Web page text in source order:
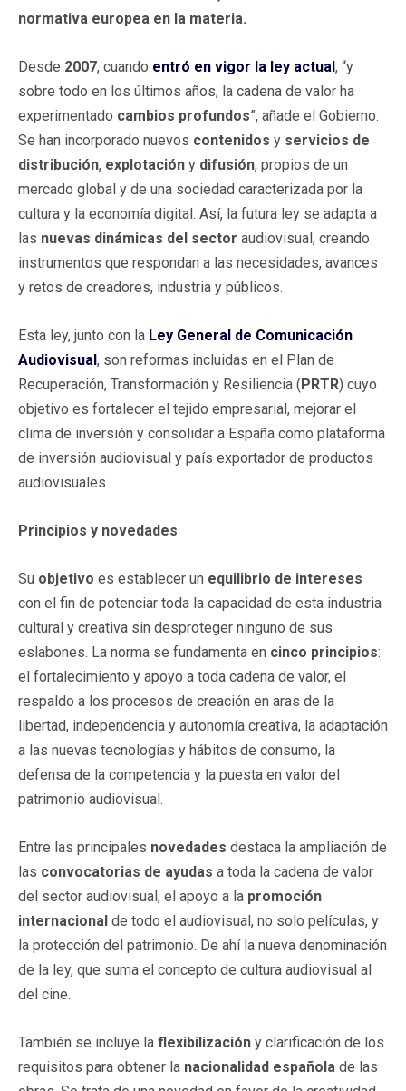
normativa europea en la materia.
Desde 2007, cuando entró en vigor la ley actual, “y
sobre todo en los últimos años, la cadena de valor ha
experimentado cambios profundos”, añade el Gobierno.
Se han incorporado nuevos contenidos y servicios de
distribución, explotación y difusión, propios de un
mercado global y de una sociedad caracterizada por la
cultura y la economía digital. Así, la futura ley se adapta a
las nuevas dinámicas del sector audiovisual, creando
instrumentos que respondan a las necesidades, avances
y retos de creadores, industria y públicos.
Esta ley, junto con la Ley General de Comunicación
Audiovisual, son reformas incluidas en el Plan de
Recuperación, Transformación y Resiliencia (PRTR) cuyo
objetivo es fortalecer el tejido empresarial, mejorar el
clima de inversión y consolidar a España como plataforma
de inversión audiovisual y país exportador de productos
audiovisuales.
Principios y novedades
Su objetivo es establecer un equilibrio de intereses
con el fin de potenciar toda la capacidad de esta industria
cultural y creativa sin desproteger ninguno de sus
eslabones. La norma se fundamenta en cinco principios:
el fortalecimiento y apoyo a toda cadena de valor, el
respaldo a los procesos de creación en aras de la
libertad, independencia y autonomía creativa, la adaptación
a las nuevas tecnologías y hábitos de consumo, la
defensa de la competencia y la puesta en valor del
patrimonio audiovisual.
Entre las principales novedades destaca la ampliación de
las convocatorias de ayudas a toda la cadena de valor
del sector audiovisual, el apoyo a la promoción
internacional de todo el audiovisual, no solo películas, y
la protección del patrimonio. De ahí la nueva denominación
de la ley, que suma el concepto de cultura audiovisual al
del cine.
También se incluye la flexibilización y clarificación de los
requisitos para obtener la nacionalidad española de las